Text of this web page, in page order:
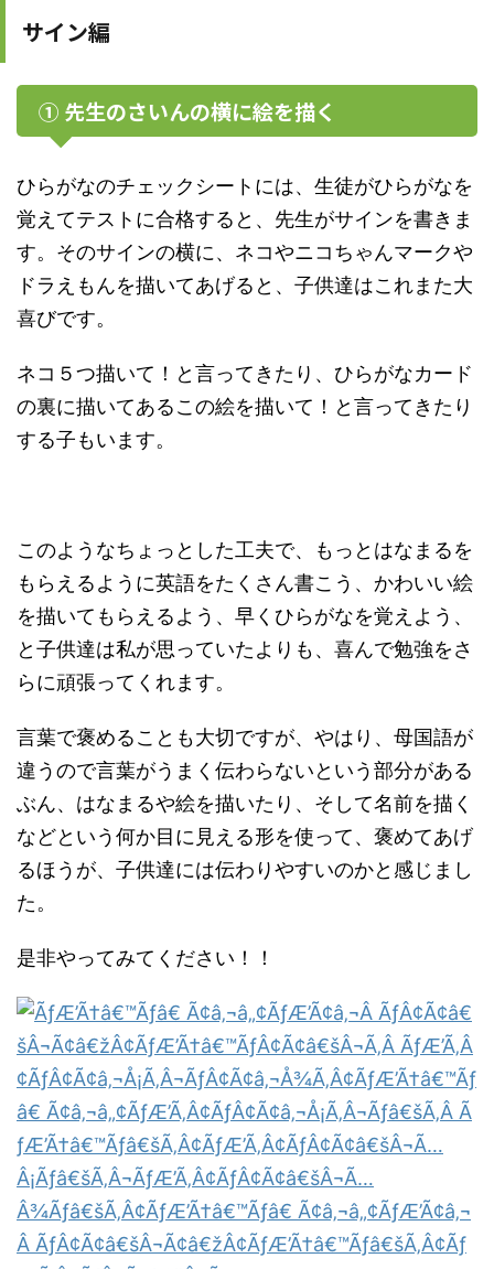
サイン編
① 先生のさいんの横に絵を描く
ひらがなのチェックシートには、生徒がひらがなを
覚えてテストに合格すると、先生がサインを書きま
す。そのサインの横に、ネコやニコちゃんマークや
ドラえもんを描いてあげると、子供達はこれまた大
喜びです。
ネコ５つ描いて！と言ってきたり、ひらがなカード
の裏に描いてあるこの絵を描いて！と言ってきたり
する子もいます。
このようなちょっとした工夫で、もっとはなまるを
もらえるように英語をたくさん書こう、かわいい絵
を描いてもらえるよう、早くひらがなを覚えよう、
と子供達は私が思っていたよりも、喜んで勉強をさ
らに頑張ってくれます。
言葉で褒めることも大切ですが、やはり、母国語が
違うので言葉がうまく伝わらないという部分がある
ぶん、はなまるや絵を描いたり、そして名前を描く
などという何か目に見える形を使って、褒めてあげ
るほうが、子供達には伝わりやすいのかと感じまし
た。
是非やってみてください！！